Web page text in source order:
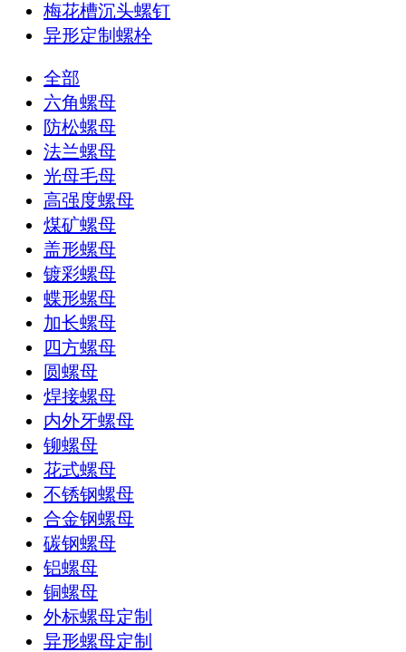
梅花槽沉头螺钉
异形定制螺栓
全部
六角螺母
防松螺母
法兰螺母
光母毛母
高强度螺母
煤矿螺母
盖形螺母
镀彩螺母
蝶形螺母
加长螺母
四方螺母
圆螺母
焊接螺母
内外牙螺母
铆螺母
花式螺母
不锈钢螺母
合金钢螺母
碳钢螺母
铝螺母
铜螺母
外标螺母定制
异形螺母定制